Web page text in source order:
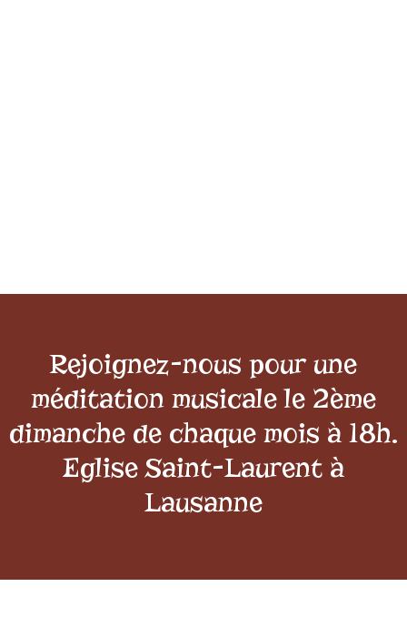
Rejoignez-nous pour une
méditation musicale le 2ème
dimanche de chaque mois à 18h.
Eglise Saint-Laurent à
Lausanne